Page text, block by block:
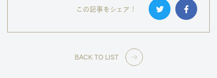
この記事をシェア！
BACK TO LIST